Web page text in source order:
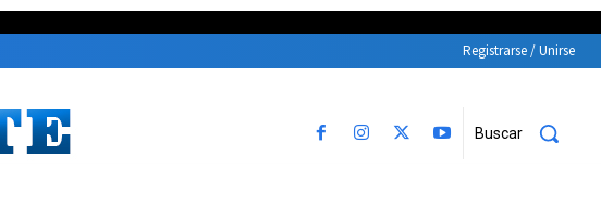
Registrarse / Unirse
Buscar